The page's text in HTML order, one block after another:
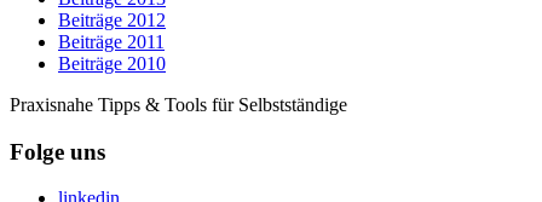
Beiträge 2012
Beiträge 2011
Beiträge 2010
Praxisnahe Tipps & Tools für Selbstständige
Folge uns